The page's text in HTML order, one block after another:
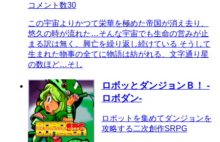
コメント数30
この宇宙よりかつて栄華を極めた帝国が消え去り、
悠久の時が流れた…そんな宇宙でも生命の営みが止
まる訳は無く、興亡を繰り返し続けている そうして
生まれた物事の全てに物語は紡がれる、文字通り星
の数ほど…そし
ロボッとダンジョンＢ！ -
ロボダン-
ロボットを集めてダンジョンを
攻略する二次創作SRPG